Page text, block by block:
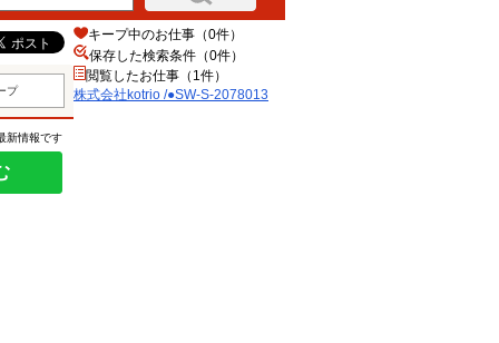
プ
新情報です
キープ中のお仕事（0件）
保存した検索条件（0件）
閲覧したお仕事（1件）
株式会社kotrio /●SW-S-2078013